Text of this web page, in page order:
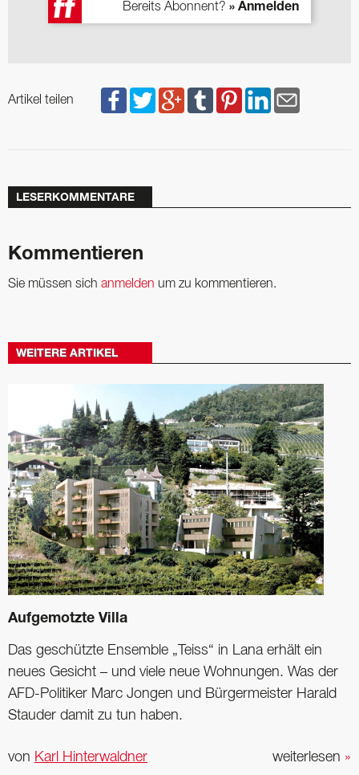
Bereits Abonnent? » Anmelden
Artikel teilen
LESERKOMMENTARE
Kommentieren
Sie müssen sich anmelden um zu kommentieren.
WEITERE ARTIKEL
Aufgemotzte Villa
Das geschützte Ensemble „Teiss“ in Lana erhält ein
neues Gesicht – und viele neue Wohnungen. Was der
AFD-Politiker Marc Jongen und Bürgermeister Harald
Stauder damit zu tun haben.
weiterlesen »
von Karl Hinterwaldner